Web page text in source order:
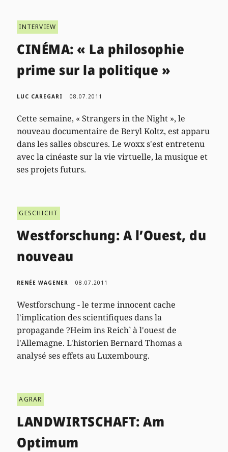
INTERVIEW
CINÉMA: « La philosophie
prime sur la politique »
LUC CAREGARI 08.07.2011
Cette semaine, « Strangers in the Night », le
nouveau documentaire de Beryl Koltz, est apparu
dans les salles obscures. Le woxx s'est entretenu
avec la cinéaste sur la vie virtuelle, la musique et
ses projets futurs.
GESCHICHT
Westforschung: A l’Ouest, du
nouveau
RENÉE WAGENER 08.07.2011
Westforschung - le terme innocent cache
l'implication des scientifiques dans la
propagande ?Heim ins Reich` à l'ouest de
l'Allemagne. L'historien Bernard Thomas a
analysé ses effets au Luxembourg.
AGRAR
LANDWIRTSCHAFT: Am
Optimum